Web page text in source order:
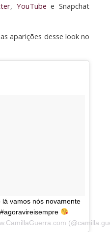
, YouTube e Snapchat
aparições desse look no
vamos nós novamente